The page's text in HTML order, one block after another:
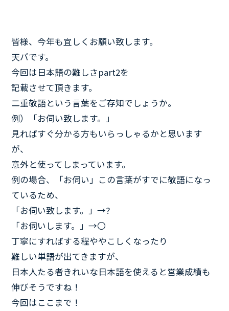
皆様、今年も宜しくお願い致します。
天パです。
今回は日本語の難しさpart2を
記載させて頂きます。
二重敬語という言葉をご存知でしょうか。
例）「お伺い致します。」
見ればすぐ分かる方もいらっしゃるかと思います
が、
意外と使ってしまっています。
例の場合、「お伺い」この言葉がすでに敬語になっ
ているため、
「お伺い致します。」→?
「お伺いします。」→〇
丁寧にすればする程ややこしくなったり
難しい単語が出てきますが、
日本人たる者きれいな日本語を使えると営業成績も
伸びそうですね！
今回はここまで！